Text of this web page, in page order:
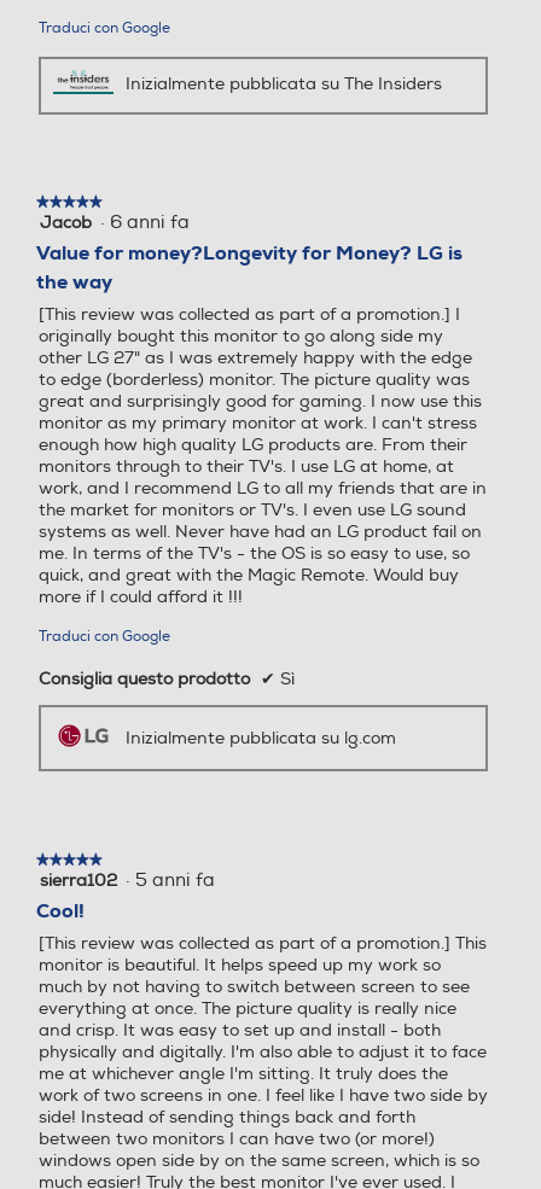
Control nel video sono fornite per puro
scopo illustrativo e potrebbero differire dal
prodotto reale e dall’OnScreen Control
effettivo.
AMD FreeSync™ 75Hz
Fluidità e rapidità dei
movimenti
Grazie alla tecnologia AMD
FreeSync™ con refresh rate a
75Hz i gamer possono
apprezzare una maggiore fluidità
di movimento anche nel corso
delle azioni più concitate. Riduce
virtualmente il fastidioso effetto
di tearing e gli scatti
dell'immagine.
*Immagini simulate per migliorare la
comprensione delle funzionalità. Può differire
dall’uso effettivo.
*Confronto tra la Modalità “OFF” (immagine
a sinistra) e AMD FreeSync™
16:9 tradizionale DAS
Tipo HDMI
2x 1.4
Tipo HDMI
Uscita Cuffie (Jack 3.5mm)
Porta VGA
LAN LAN
Porta USB Porta USB
Consumo di energia in mo
dalità SDR per 1000h (kW
21
Consumo di energia in mo
Consumo di energia in mo
Nuova Classe efficienza en
ergetica
E
ergetica
Classe efficienza energetic
a in modalità HDR
E
Classe efficienza energetic
a in modalità HDR
Traduci con Google
Inizialmente pubblicata su The Insiders
★★★★★
★★★★★
5
stelle.
Jacob · 6 anni fa
Value for money?Longevity for Money? LG is
the way
[This review was collected as part of a promotion.] I
originally bought this monitor to go along side my
other LG 27" as I was extremely happy with the edge
to edge (borderless) monitor. The picture quality was
great and surprisingly good for gaming. I now use this
monitor as my primary monitor at work. I can't stress
enough how high quality LG products are. From their
monitors through to their TV's. I use LG at home, at
work, and I recommend LG to all my friends that are in
the market for monitors or TV's. I even use LG sound
systems as well. Never have had an LG product fail on
me. In terms of the TV's - the OS is so easy to use, so
quick, and great with the Magic Remote. Would buy
more if I could afford it !!!
Traduci con Google
Consiglia questo prodotto ✔ Sì
Inizialmente pubblicata su lg.com
★★★★★
★★★★★
5
5
stelle.
sierra102 · 5 anni fa
Cool!
[This review was collected as part of a promotion.] This
monitor is beautiful. It helps speed up my work so
much by not having to switch between screen to see
everything at once. The picture quality is really nice
and crisp. It was easy to set up and install - both
physically and digitally. I'm also able to adjust it to face
me at whichever angle I'm sitting. It truly does the
work of two screens in one. I feel like I have two side by
side! Instead of sending things back and forth
between two monitors I can have two (or more!)
windows open side by on the same screen, which is so
much easier! Truly the best monitor I've ever used. I